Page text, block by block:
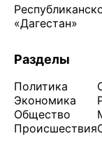
«Дагестан»
Разделы
Политика
Экономика
Общество
Происшествия